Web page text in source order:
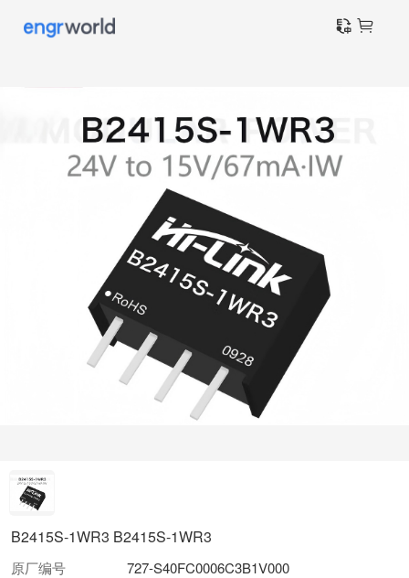
B2415S-1WR3 B2415S-1WR3
原厂编号
727-S40FC0006C3B1V000